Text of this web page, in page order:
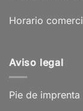
Horario
Aviso legal
Pie de imprenta